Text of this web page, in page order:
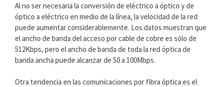
Al no ser necesaria la conversión de eléctrico a óptico y de
óptico a eléctrico en medio de la línea, la velocidad de la red
puede aumentar considerablemente. Los datos muestran que
el ancho de banda del acceso por cable de cobre es sólo de
512Kbps, pero el ancho de banda de toda la red óptica de
banda ancha puede alcanzar de 50 a 100Mbps.
Otra tendencia en las comunicaciones por fibra óptica es el